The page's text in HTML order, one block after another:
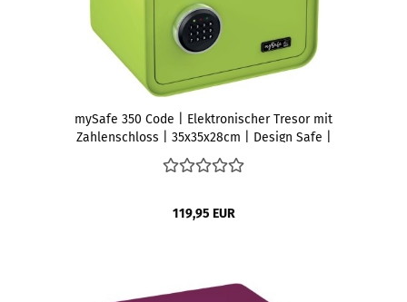
mySafe 350 Code | Elektronischer Tresor mit
Zahlenschloss | 35x35x28cm | Design Safe |
Möbeltresor | Stahltresor Doppelbolzenverriegelung |
Alarm und Notschlüssel | Wand- Bodentresor | Farbe
119,95 EUR